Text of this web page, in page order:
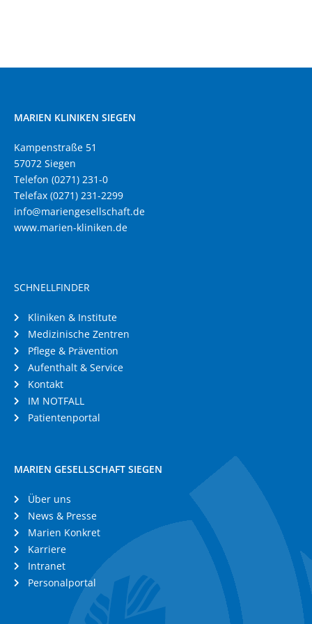
MARIEN KLINIKEN SIEGEN
Kampenstraße 51
57072 Siegen
Telefon (0271) 231-0
Telefax (0271) 231-2299
info@mariengesellschaft.de
www.marien-kliniken.de
SCHNELLFINDER
Kliniken & Institute
Medizinische Zentren
Pflege & Prävention
Aufenthalt & Service
Kontakt
IM NOTFALL
Patientenportal
MARIEN GESELLSCHAFT SIEGEN
Über uns
News & Presse
Marien Konkret
Karriere
Intranet
Personalportal